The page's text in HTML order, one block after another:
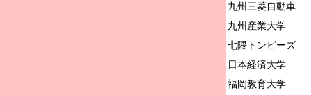
九州三菱自動車
九州産業大学
七隈トンビーズ
日本経済大学
福岡教育大学